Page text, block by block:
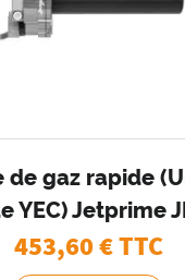
de gaz rapide
YEC) Jetprime
453,60€ TTC